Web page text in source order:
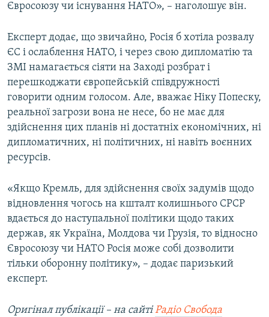
Євросоюзу чи існування НАТО», – наголошує він.
Експерт додає, що звичайно, Росія б хотіла розвалу
ЄС і ослаблення НАТО, і через свою дипломатію та
ЗМІ намагається сіяти на Заході розбрат і
перешкоджати європейській співдружності
говорити одним голосом. Але, вважає Ніку Попеску,
реальної загрози вона не несе, бо не має для
здійснення цих планів ні достатніх економічних, ні
дипломатичних, ні політичних, ні навіть воєнних
ресурсів.
«Якщо Кремль, для здійснення своїх задумів щодо
відновлення чогось на кшталт колишнього СРСР
вдається до наступальної політики щодо таких
держав, як Україна, Молдова чи Грузія, то відносно
Євросоюзу чи НАТО Росія може собі дозволити
тільки оборонну політику», – додає паризький
експерт.
Оригінал публікації – на сайтіРадіо Свобода